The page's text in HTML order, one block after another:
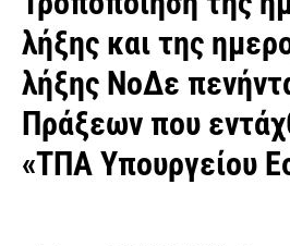
λήξης και της
λήξης ΝοΔε
Πράξεων που
«ΤΠΑ Υπουργείου